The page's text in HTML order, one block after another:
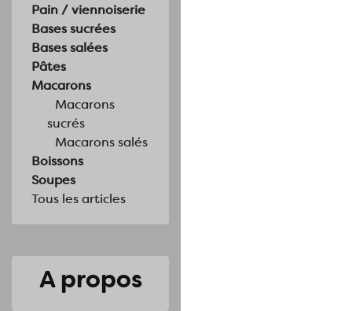
Pain / viennoiserie
Bases sucrées
Bases salées
Pâtes
Macarons
Macarons
sucrés
Macarons salés
Boissons
Soupes
Tous les articles
A propos